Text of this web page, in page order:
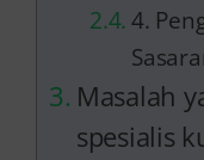
4.
Masalah
spesialis